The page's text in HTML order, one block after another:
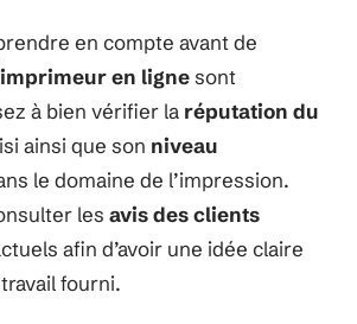
en compte avant de
imprimeur en lignesont
à bien vérifier la réputation du
ainsi que son niveau
le domaine de l’impression.
les avis des clients
afin d’avoir une idée claire
fourni.